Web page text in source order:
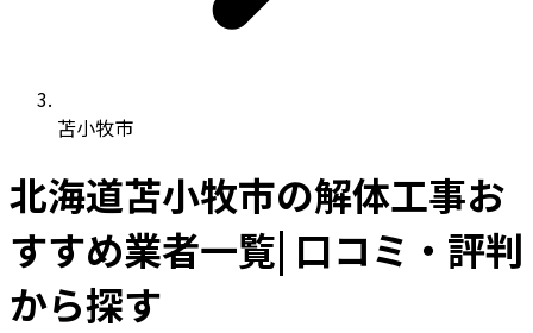
苫小牧市
北海道苫小牧市の解体工事お
すすめ業者一覧| 口コミ・評判
から探す